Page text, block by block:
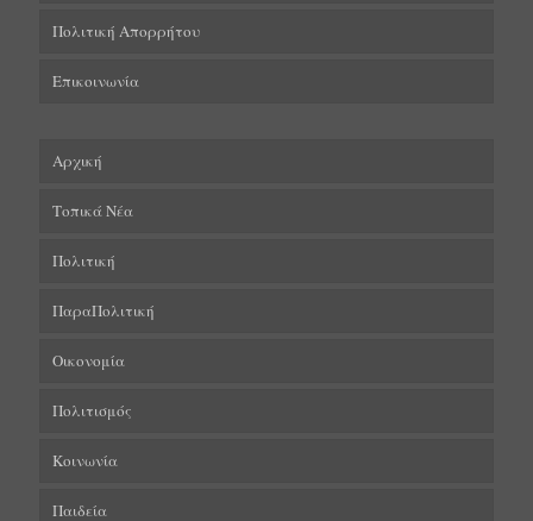
Πολιτική Απορρήτου
Επικοινωνία
Αρχική
Τοπικά Νέα
Πολιτική
ΠαραΠολιτική
Οικονομία
Πολιτισμός
Κοινωνία
Παιδεία